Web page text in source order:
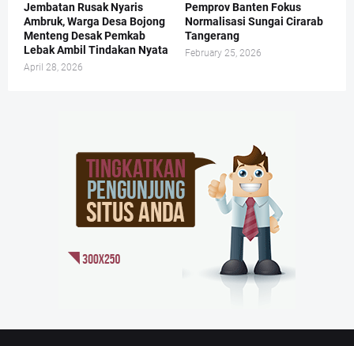
Jembatan Rusak Nyaris
Ambruk, Warga Desa Bojong
Menteng Desak Pemkab
Lebak Ambil Tindakan Nyata
April 28, 2026
Pemprov Banten Fokus
Normalisasi Sungai Cirarab
Tangerang
February 25, 2026